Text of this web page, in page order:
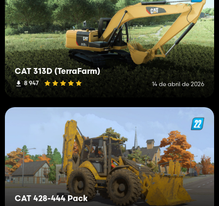
CAT 313D (TerraFarm)
8 947 14 de abril de 2026
CAT 428-444 Pack